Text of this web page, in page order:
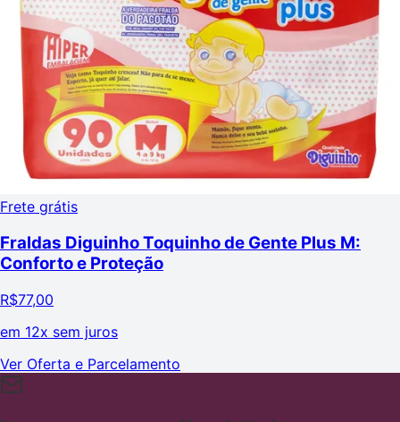
Frete grátis
Fraldas Diguinho Toquinho de Gente Plus M:
Conforto e Proteção
R$77,00
em 12x sem juros
Ver Oferta e Parcelamento